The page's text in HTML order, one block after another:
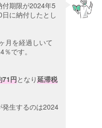
期限が2024年5
に納付したとし
月を経過しいて
です。
71円となり延滞税
生するのは2024